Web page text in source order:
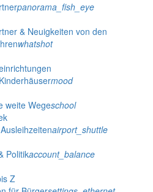
panorama_fish_eye
& Neuigkeiten von den
whatshot
mood
weite Wegeschool
airport_shuttle
Politikaccount_balance
Z